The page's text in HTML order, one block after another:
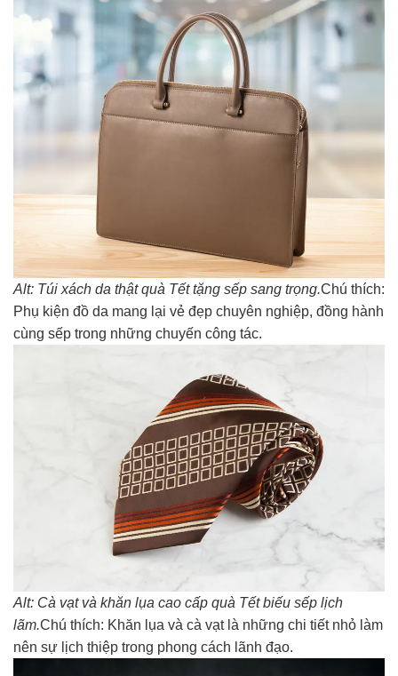
Alt: Túi xách da thật quà Tết tặng sếp sang trọng.Chú thích:
Phụ kiện đồ da mang lại vẻ đẹp chuyên nghiệp, đồng hành
cùng sếp trong những chuyến công tác.
Alt: Cà vạt và khăn lụa cao cấp quà Tết biếu sếp lịch
lãm.Chú thích: Khăn lụa và cà vạt là những chi tiết nhỏ làm
nên sự lịch thiệp trong phong cách lãnh đạo.